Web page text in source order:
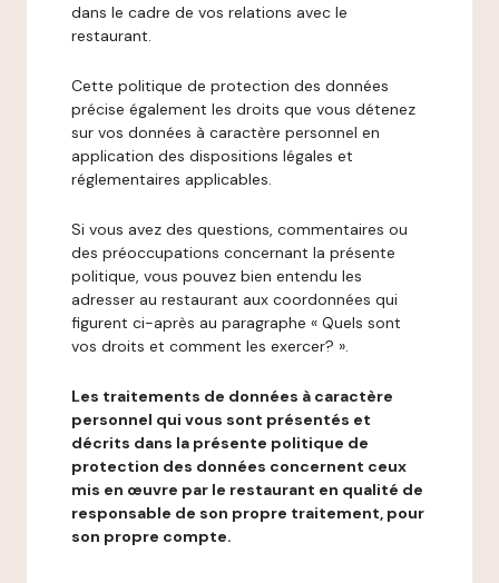
dans le cadre de vos relations avec le
restaurant.
Cette politique de protection des données
précise également les droits que vous détenez
sur vos données à caractère personnel en
application des dispositions légales et
réglementaires applicables.
Si vous avez des questions, commentaires ou
des préoccupations concernant la présente
politique, vous pouvez bien entendu les
adresser au restaurant aux coordonnées qui
figurent ci-après au paragraphe « Quels sont
vos droits et comment les exercer? ».
Les traitements de données à caractère
personnel qui vous sont présentés et
décrits dans la présente politique de
protection des données concernent ceux
mis en œuvre par le restaurant en qualité de
responsable de son propre traitement, pour
son propre compte.